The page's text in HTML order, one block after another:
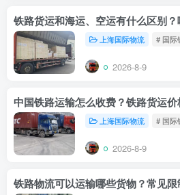
铁路货运和海运、空运有什么区别
上海国际物流 # 国际
2026-8-9
中国铁路运输怎么收费？铁路货运
上海国际物流 # 国际
2026-8-9
铁路物流可以运输哪些货物？常见限